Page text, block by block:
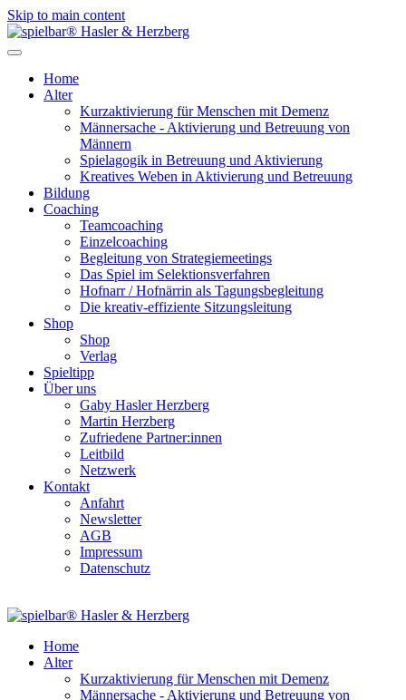
Skip to main content
Home
Alter
Kurzaktivierung für Menschen mit Demenz
Männersache - Aktivierung und Betreuung von
Männern
Spielagogik in Betreuung und Aktivierung
Kreatives Weben in Aktivierung und Betreuung
Bildung
Coaching
Teamcoaching
Einzelcoaching
Begleitung von Strategiemeetings
Das Spiel im Selektionsverfahren
Hofnarr / Hofnärrin als Tagungsbegleitung
Die kreativ-effiziente Sitzungsleitung
Shop
Shop
Verlag
Spieltipp
Über uns
Gaby Hasler Herzberg
Martin Herzberg
Zufriedene Partner:innen
Leitbild
Netzwerk
Kontakt
Anfahrt
Newsletter
AGB
Impressum
Datenschutz
Home
Alter
Kurzaktivierung für Menschen mit Demenz
Männersache - Aktivierung und Betreuung von